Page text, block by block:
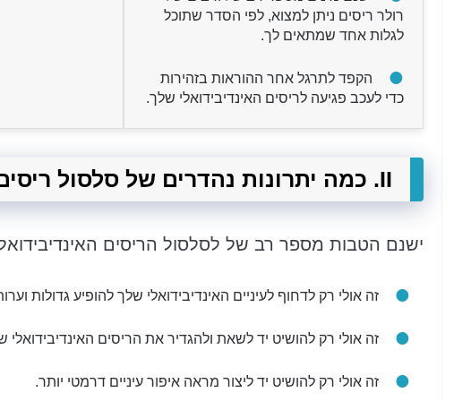
רולר ריסים ניתן למצוא, לפי הסדר שתוכל
לגלות אחד שמתאים לך.
הקפד לתרגל אחר ההוראות בזהירות
כדי לעכב פגיעה לריסים האינדיבידואלי שלך.
II. כמה יתרונות נהדרים של סלסול ריסים
ישנם הטבות מספר רב של לסלסול הריסים
זה אולי רק לדחוף לעיניים האינדיבידואלי שלך להופיע גדולות
זה אולי רק להושיט יד לשאת ולהגדיר את הריסים
זה אולי רק להושיט יד ליצור מראה איפור עיניים דרמטי יותר.